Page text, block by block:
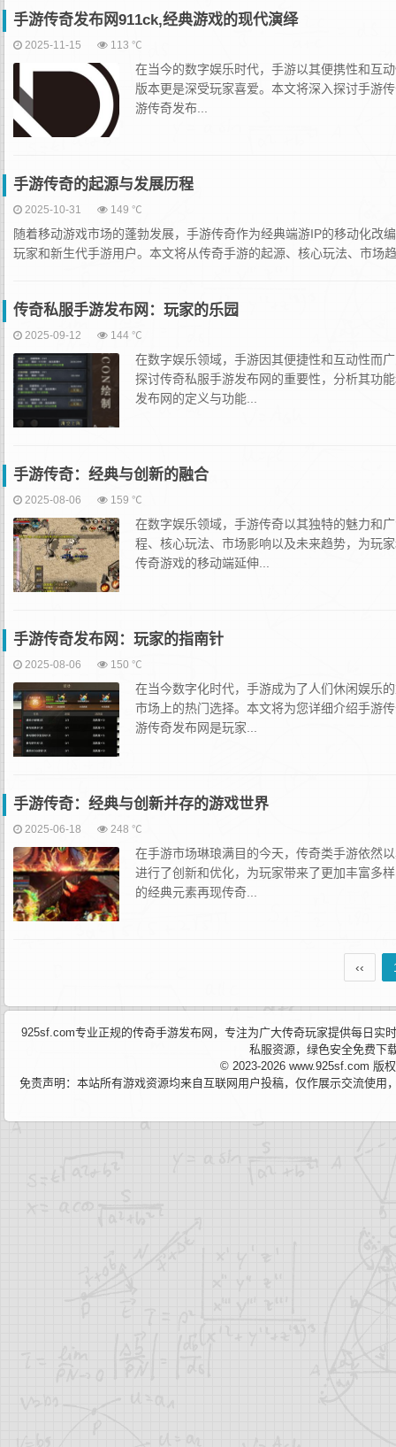
手游传奇发布网911ck,经典游戏的现代演绎
2025-11-15 113 ℃
在当今的数字娱乐时代，手游以其便携性和互
版本更是深受玩家喜爱。本文将深入探讨手游
游传奇发布...
手游传奇的起源与发展历程
2025-10-31 149 ℃
随着移动游戏市场的蓬勃发展，手游传奇作为经典端游IP的移动化改
玩家和新生代手游用户。本文将从传奇手游的起源、核心玩法、市场
传奇私服手游发布网：玩家的乐园
2025-09-12 144 ℃
在数字娱乐领域，手游因其便捷性和互动性而
探讨传奇私服手游发布网的重要性，分析其功
发布网的定义与功能...
手游传奇：经典与创新的融合
2025-08-06 159 ℃
在数字娱乐领域，手游传奇以其独特的魅力和
程、核心玩法、市场影响以及未来趋势，为玩
传奇游戏的移动端延伸...
手游传奇发布网：玩家的指南针
2025-08-06 150 ℃
在当今数字化时代，手游成为了人们休闲娱乐
市场上的热门选择。本文将为您详细介绍手游
游传奇发布网是玩家...
手游传奇：经典与创新并存的游戏世界
2025-06-18 248 ℃
在手游市场琳琅满目的今天，传奇类手游依然
进行了创新和优化，为玩家带来了更加丰富多
的经典元素再现传奇...
‹‹
925sf.com专业正规的传奇手游发布网，专注为广大传奇玩家提供每日实
私服资源，绿色安全免费下
© 2023-2026 www.925sf.com 版
免责声明：本站所有游戏资源均来自互联网用户投稿，仅作展示交流使